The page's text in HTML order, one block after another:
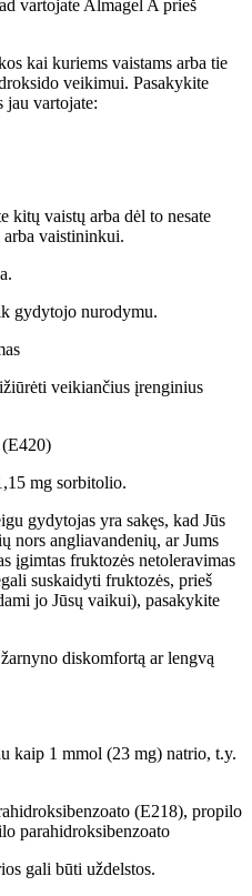
vartojate Almagel A prieš
kai kuriems vaistams arba tie
veikimui. Pasakykite
jau vartojate:
kitų vaistų arba dėl to nesate
vaistininkui.
gydytojo nurodymu.
veikiančius įrenginius
mg sorbitolio.
gydytojas yra sakęs, kad Jūs
nors angliavandenių, ar Jums
įgimtas fruktozės netoleravimas
suskaidyti fruktozės, prieš
jo Jūsų vaikui), pasakykite
diskomfortą ar lengvą
kaip 1 mmol (23 mg) natrio, t.y.
(E218), propilo
parahidroksibenzoato
gali būti uždelstos.